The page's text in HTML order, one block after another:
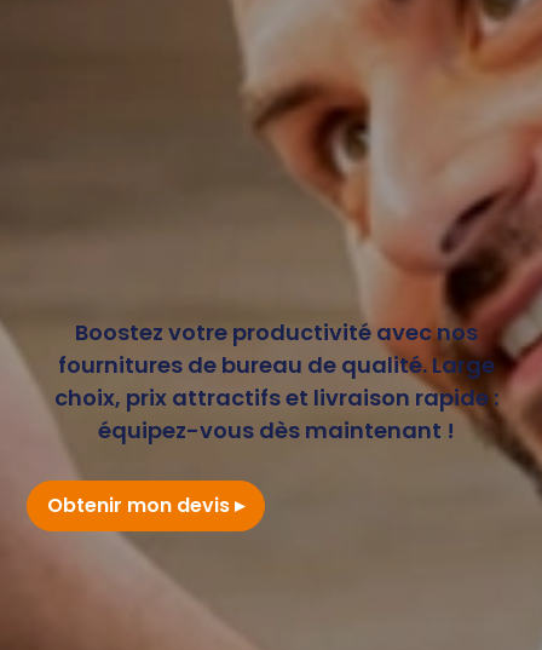
Boostez votre productivité avec nos
fournitures de bureau de qualité. Large
choix, prix attractifs et livraison rapide :
équipez-vous dès maintenant !
Obtenir mon devis